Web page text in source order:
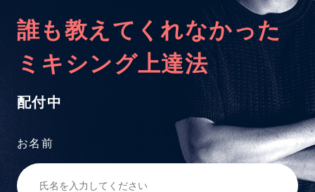
誰も教えてくれなかった
ミキシング上達法
配付中
お名前